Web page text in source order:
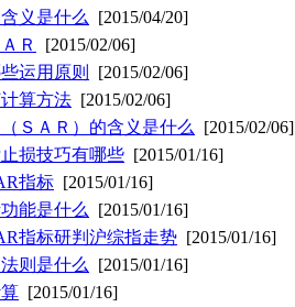
义是什么
[2015/04/20]
Ｒ
[2015/02/06]
运用原则
[2015/02/06]
算方法 [2015/02/06]
ＳＡＲ）的含义是什么
[2015/02/06]
损技巧有哪些 [2015/01/16]
指标 [2015/01/16]
能是什么
[2015/01/16]
指标研判沪综指走势 [2015/01/16]
则是什么
[2015/01/16]
[2015/01/16]